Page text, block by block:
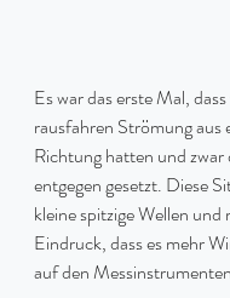
Es war das erste Mal,
rausfahren Strömung aus
Richtung hatten und zwar
entgegen gesetzt. Diese
kleine spitzige Wellen und
Eindruck, dass es mehr
auf den